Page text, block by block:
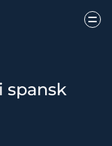
spansk